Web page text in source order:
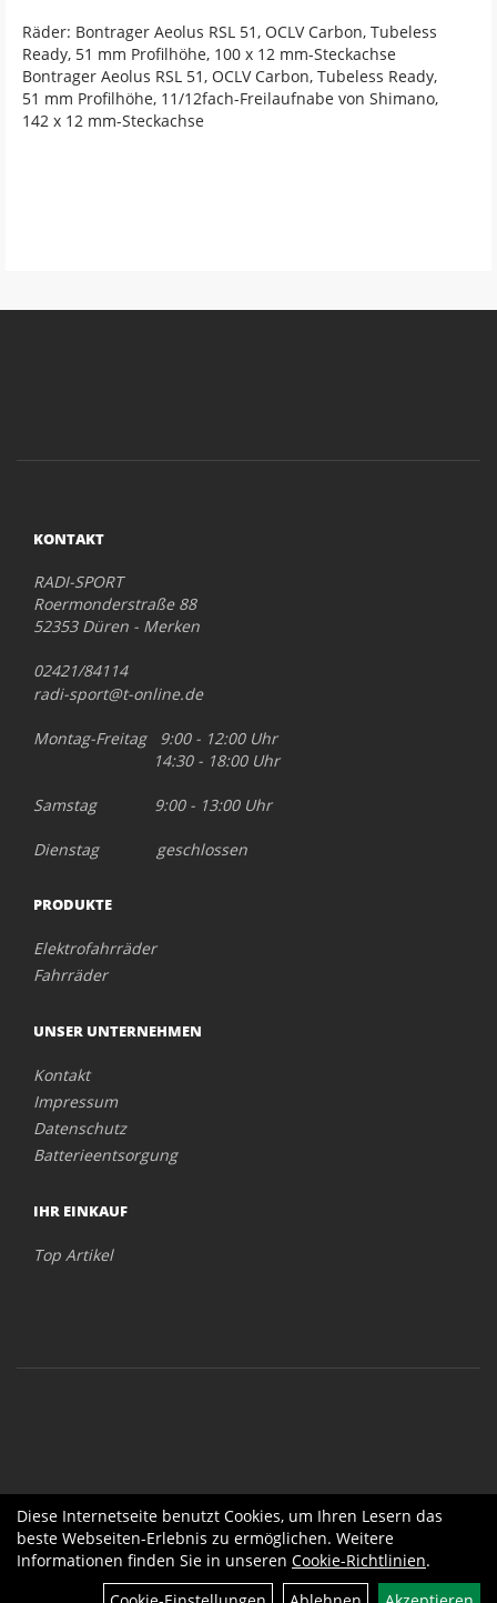
Räder: Bontrager Aeolus RSL 51, OCLV Carbon, Tubeless
Ready, 51 mm Profilhöhe, 100 x 12 mm-Steckachse
Bontrager Aeolus RSL 51, OCLV Carbon, Tubeless Ready,
51 mm Profilhöhe, 11/12fach-Freilaufnabe von Shimano,
142 x 12 mm-Steckachse
KONTAKT
RADI-SPORT
Roermonderstraße 88
52353 Düren - Merken
02421/84114
radi-sport@t-online.de
Montag-Freitag 9:00 - 12:00 Uhr
14:30 - 18:00 Uhr
Samstag 9:00 - 13:00 Uhr
Dienstag geschlossen
PRODUKTE
Elektrofahrräder
Fahrräder
UNSER UNTERNEHMEN
Kontakt
Impressum
Datenschutz
Batterieentsorgung
IHR EINKAUF
Top Artikel
Diese Internetseite benutzt Cookies, um Ihren Lesern das
beste Webseiten-Erlebnis zu ermöglichen. Weitere
Informationen finden Sie in unseren Cookie-Richtlinien.